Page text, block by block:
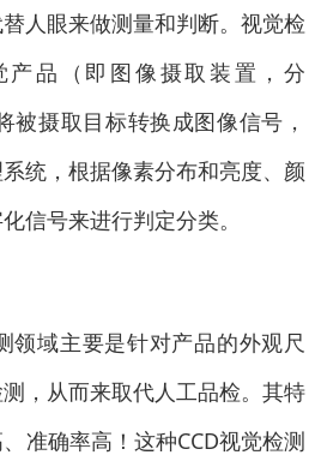
人眼来做测量和判断。视觉检
品（即图像摄取装置，分
被摄取目标转换成图像信号，
统，根据像素分布和亮度、颜
信号来进行判定分类。
域主要是针对产品的外观尺
，从而来取代人工品检。其特
准确率高！这种CCD视觉检测